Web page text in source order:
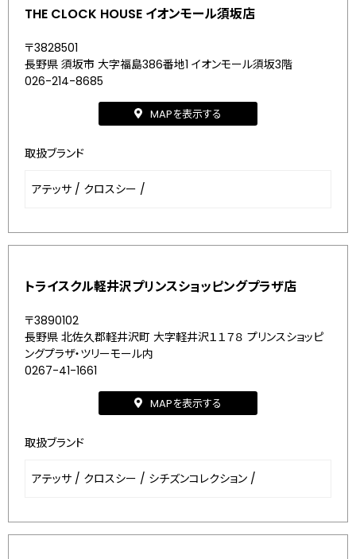
THE CLOCK HOUSE イオンモール須坂店
〒3828501
長野県 須坂市 大字福島386番地1 イオンモール須坂3階
026-214-8685
MAPを表示する
取扱ブランド
アテッサ / クロスシー /
トライスクル軽井沢プリンスショッピングプラザ店
〒3890102
長野県 北佐久郡軽井沢町 大字軽井沢１１７８ プリンスショッピ
ングプラザ・ツリーモール内
0267-41-1661
MAPを表示する
取扱ブランド
アテッサ / クロスシー / シチズンコレクション /